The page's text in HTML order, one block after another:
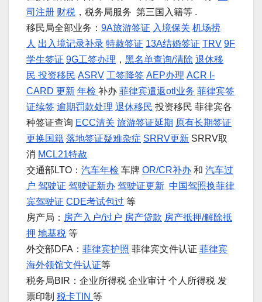
司注册 财税 ，税务局服务 第三国入籍等 .
移民局全部业务： 9A旅游签证 入境保关 机场捞
人 出入境记录补录 特赦签证 13A结婚签证 TRV 9F
学生签证 9G工签办理 ， 黑名单查询/清除 退休移
民 投资移民 ASRV 工签降签 AEP办理 ACR I-
CARD 更新 年检 补办 菲律宾遣返otl业务 菲律宾签
证续签 逾期罚款处理 退休移民 投资移民 菲律宾各
种签证查询 ECC清关 旅游签证延期 原有长期签证
更换国籍 落地签证疑难杂症 SRRV更新 SRRV取
消 MCL21特赦
交通部LTO： 汽车年检 车牌 OR/CR补办 和 汽车过
户 驾驶证 驾驶证新办 驾驶证更新 中国驾照换菲律
宾驾驶证 CDE考试包过 等
房产局： 房产入户/过户 房产贷款 房产抵押/解除抵
押 地基税 等
外交部DFA： 菲律宾护照 菲律宾文件认证 菲律宾
海外领馆文件认证等
税务局BIR：企业所得税 企业审计 个人所得税 发
票印制 税卡TIN 等